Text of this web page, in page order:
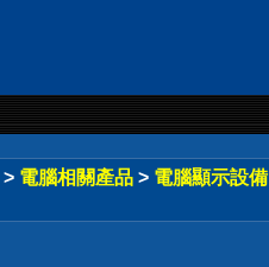
> 電腦相關產品 > 電腦顯示設備